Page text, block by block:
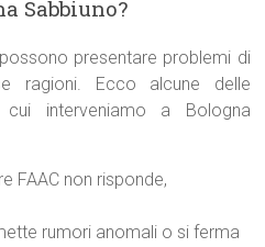
Sabbiuno?
presentare problemi di
ragioni. Ecco alcune delle
interveniamo a Bologna
FAAC non risponde,
rumori anomali o si ferma